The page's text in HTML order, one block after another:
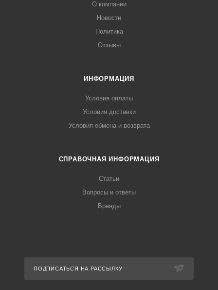
О компании
Новости
Политика
Отзывы
ИНФОРМАЦИЯ
Условия оплаты
Условия доставки
Условия обмена и возврата
СПРАВОЧНАЯ ИНФОРМАЦИЯ
Статьи
Вопросы и ответы
Бренды
ПОДПИСАТЬСЯ НА РАССЫЛКУ